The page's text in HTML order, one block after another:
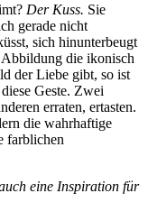
Der Kuss. Sie
gerade nicht
sich hinunterbeugt
die ikonisch
der Liebe gibt, so ist
Geste. Zwei
erraten, ertasten.
die wahrhaftige
farblichen
eine Inspiration für